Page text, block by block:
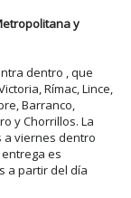
y
dentro , que
Rímac, Lince,
Barranco,
y Chorrillos. La
a viernes dentro
entrega es
a partir del día